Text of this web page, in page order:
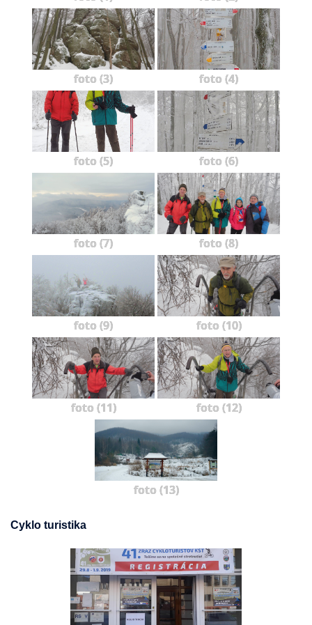
foto (3) foto (4)
foto (5) foto (6)
foto (7) foto (8)
foto (9) foto (10)
foto (11) foto (12)
foto (13)
Cyklo turistika